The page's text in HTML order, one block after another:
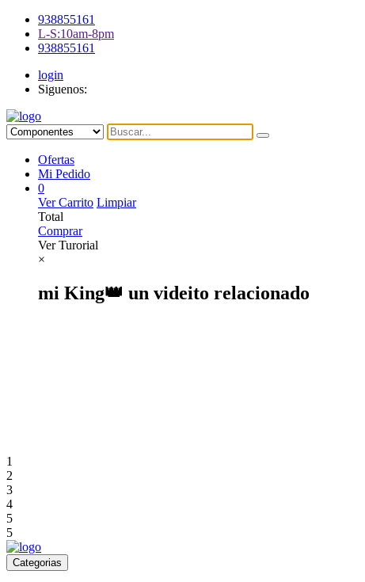
938855161
L-S:10am-8pm
938855161
login
Siguenos:
Ofertas
Mi Pedido
0
Ver Carrito Limpiar
Total
Comprar
Ver Turorial
×
mi King👑 un videito relacionado
1
2
3
4
5
5
Categorias